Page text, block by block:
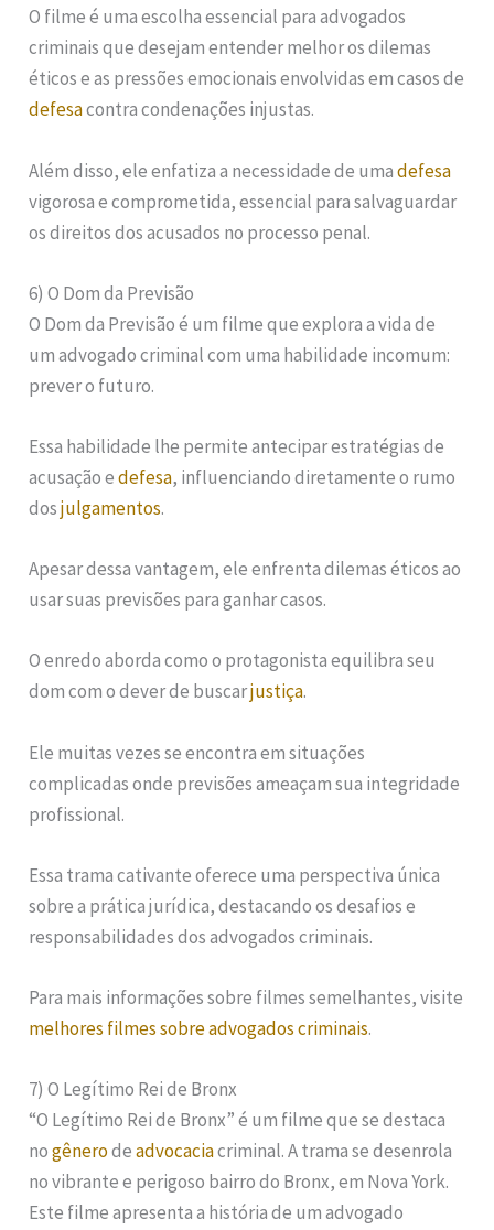
O filme é uma escolha essencial para advogados
criminais que desejam entender melhor os dilemas
éticos e as pressões emocionais envolvidas em casos de
defesacontra condenações injustas.
Além disso, ele enfatiza a necessidade de umadefesa
vigorosa e comprometida, essencial para salvaguardar
os direitos dos acusados no processo penal.
6) O Dom da Previsão
O Dom da Previsão é um filme que explora a vida de
um advogado criminal com uma habilidade incomum:
prever o futuro.
Essa habilidade lhe permite antecipar estratégias de
acusação edefesa, influenciando diretamente o rumo
dosjulgamentos.
Apesar dessa vantagem, ele enfrenta dilemas éticos ao
usar suas previsões para ganhar casos.
O enredo aborda como o protagonista equilibra seu
dom com o dever de buscarjustiça.
Ele muitas vezes se encontra em situações
complicadas onde previsões ameaçam sua integridade
profissional.
Essa trama cativante oferece uma perspectiva única
sobre a prática jurídica, destacando os desafios e
responsabilidades dos advogados criminais.
Para mais informações sobre filmes semelhantes, visite
melhores filmes sobre advogados criminais.
7) O Legítimo Rei de Bronx
“O Legítimo Rei de Bronx” é um filme que se destaca
nogênerodeadvocaciacriminal. A trama se desenrola
no vibrante e perigoso bairro do Bronx, em Nova York.
Este filme apresenta a história de um advogado